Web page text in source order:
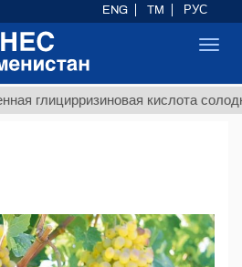
кислота солодкового
ENG TM РУС